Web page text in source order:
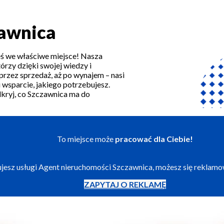
we właściwe miejsce! Nasza
dzięki swojej wiedzy i
sprzedaż, aż po wynajem – nasi
jakiego potrzebujesz.
co Szczawnica ma do
To miejsce może pracować dla Ciebie!
usługi Agent nieruchomości Szczawnica, możesz się
ZAPYTAJ O REKLAMĘ